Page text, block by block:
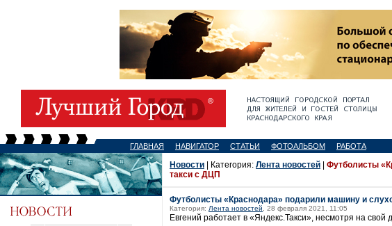
ГЛАВНАЯ НАВИГАТОР СТАТЬИ ФОТОАЛЬБОМ РАБОТА
Новости | Категория: Лента новостей
Футболисты
такси с ДЦП
Футболисты «Краснодара» подарили машину и
Категория: Лента новостей , 28 февраля 2021, 11:05
Евгений работает в «Яндекс.Такси», несмотря на свой